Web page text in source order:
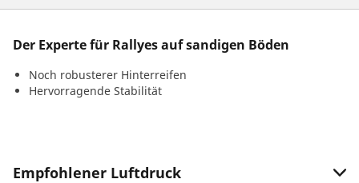
Der Experte für Rallyes auf sandigen Böden
Noch robusterer Hinterreifen
Hervorragende Stabilität
Empfohlener Luftdruck